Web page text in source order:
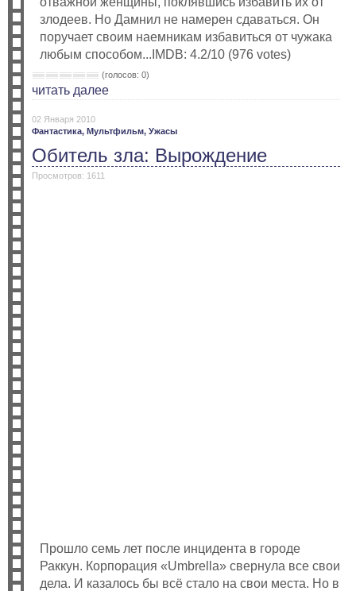
злодеев. Но Дамнил не намерен сдаваться. Он
поручает своим наемникам избавиться от чужака
любым способом...IMDB: 4.2/10 (976 votes)
(голосов: 0)
читать далее
02 Января 2010
Фантастика, Мультфильм, Ужасы
Обитель зла: Вырождение
Просмотров: 1611
Прошло семь лет после инцидента в городе
Раккун. Корпорация «Umbrella» свернула все свои
дела. И казалось бы всё стало на свои места. Но в